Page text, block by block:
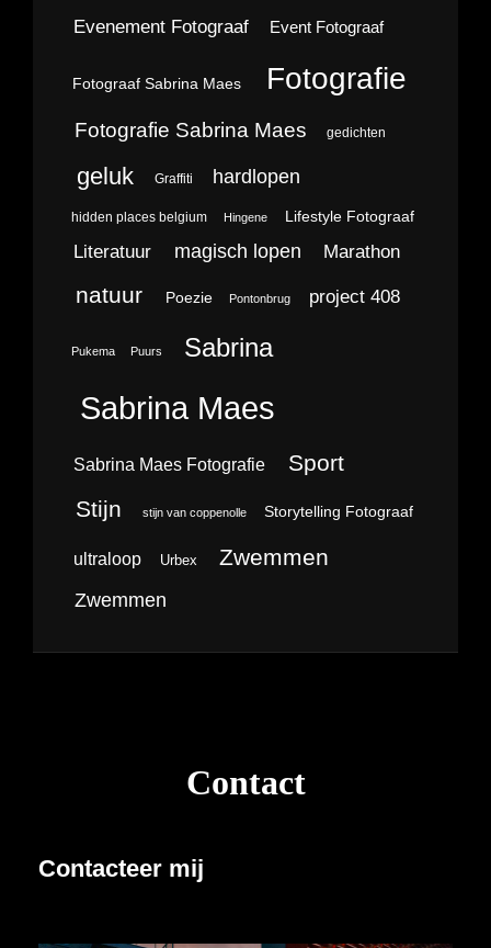
Evenement Fotograaf Event Fotograaf
Fotograaf Sabrina Maes Fotografie
Fotografie Sabrina Maes gedichten
geluk Graffiti hardlopen
hidden places belgium Hingene Lifestyle Fotograaf
Literatuur magisch lopen Marathon
natuur Poezie Pontonbrug project 408
Pukema Puurs Sabrina
Sabrina Maes
Sabrina Maes Fotografie Sport
Stijn stijn van coppenolle Storytelling Fotograaf
ultraloop Urbex Zwemmen
Zwemmen
Contact
Contacteer mij